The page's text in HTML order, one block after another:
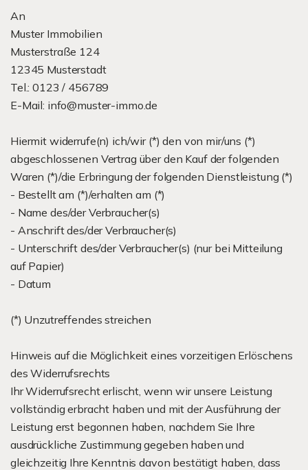
An
Muster Immobilien
Musterstraße 124
12345 Musterstadt
Tel.: 0123 / 456789
E-Mail: info@muster-immo.de
Hiermit widerrufe(n) ich/wir (*) den von mir/uns (*)
abgeschlossenen Vertrag über den Kauf der folgenden
Waren (*)/die Erbringung der folgenden Dienstleistung (*)
- Bestellt am (*)/erhalten am (*)
- Name des/der Verbraucher(s)
- Anschrift des/der Verbraucher(s)
- Unterschrift des/der Verbraucher(s) (nur bei Mitteilung
auf Papier)
- Datum
(*) Unzutreffendes streichen
Hinweis auf die Möglichkeit eines vorzeitigen Erlöschens
des Widerrufsrechts
Ihr Widerrufsrecht erlischt, wenn wir unsere Leistung
vollständig erbracht haben und mit der Ausführung der
Leistung erst begonnen haben, nachdem Sie Ihre
ausdrückliche Zustimmung gegeben haben und
gleichzeitig Ihre Kenntnis davon bestätigt haben, dass